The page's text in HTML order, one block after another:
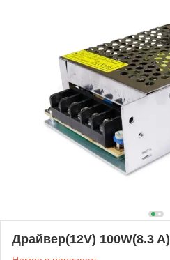
Драйвер(12V) 100W(8.3 A)